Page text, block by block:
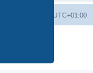
do Fórum é UTC+01:00
Limited